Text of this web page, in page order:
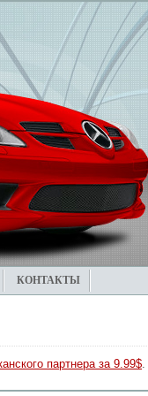
КОНТАКТЫ
партнера за 9.99$.